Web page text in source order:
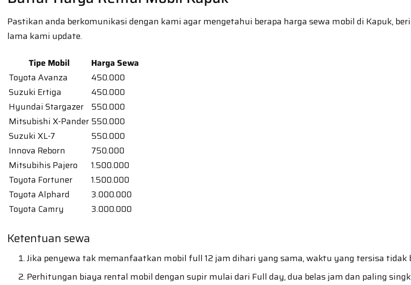
Pastikan anda berkomunikasi dengan kami agar mengetahui berapa harga sewa mobil di Kapuk,
lama kami update.
Tipe Mobil
Harga Sewa
Toyota Avanza
450.000
Suzuki Ertiga
450.000
Hyundai Stargazer 550.000
Mitsubishi X-Pander550.000
Suzuki XL-7
550.000
Innova Reborn
750.000
Mitsubihis Pajero
1.500.000
Toyota Fortuner
1.500.000
Toyota Alphard
3.000.000
Toyota Camry
3.000.000
Ketentuan sewa
Jika penyewa tak memanfaatkan mobil full 12 jam dihari yang sama, waktu yang tersisa
Perhitungan biaya rental mobil dengan supir mulai dari Full day, dua belas jam dan paling